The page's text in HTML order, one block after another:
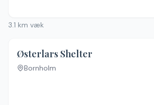
3.1 km væk
Østerlars Shelter
Bornholm